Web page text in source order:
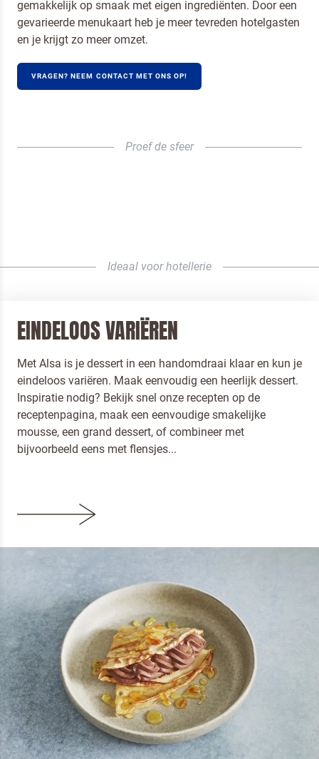
gemakkelijk op smaak met eigen ingrediënten. Door een
gevarieerde menukaart heb je meer tevreden hotelgasten
en je krijgt zo meer omzet.
VRAGEN? NEEM CONTACT MET ONS OP!
Proef de sfeer
Ideaal voor hotellerie
EINDELOOS VARIËREN
Met Alsa is je dessert in een handomdraai klaar en kun je
eindeloos variëren. Maak eenvoudig een heerlijk dessert.
Inspiratie nodig? Bekijk snel onze recepten op de
receptenpagina, maak een eenvoudige smakelijke
mousse, een grand dessert, of combineer met
bijvoorbeeld eens met flensjes...